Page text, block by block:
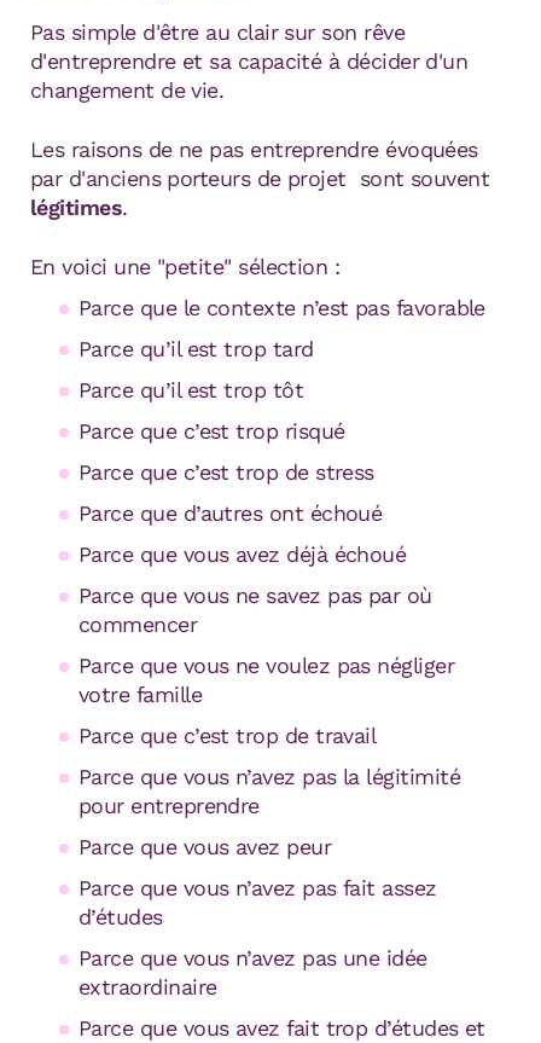
Pas simple d'être au clair sur son rêve
d'entreprendre et sa capacité à décider d'un
changement de vie.
Les raisons de ne pas entreprendre évoquées
par d'anciens porteurs de projet sont souvent
légitimes.
En voici une "petite" sélection :
Parce que le contexte n’est pas favorable
Parce qu’il est trop tard
Parce qu’il est trop tôt
Parce que c’est trop risqué
Parce que c’est trop de stress
Parce que d’autres ont échoué
Parce que vous avez déjà échoué
Parce que vous ne savez pas par où
commencer
Parce que vous ne voulez pas négliger
votre famille
Parce que c’est trop de travail
Parce que vous n’avez pas la légitimité
pour entreprendre
Parce que vous avez peur
Parce que vous n’avez pas fait assez
d’études
Parce que vous n’avez pas une idée
extraordinaire
Parce que vous avez fait trop d’études et